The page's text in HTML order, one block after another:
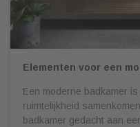
Elementen voor een
Een moderne badkamer
ruimtelijkheid
badkamer gedacht aan